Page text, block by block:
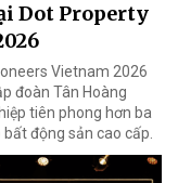
Dot Property
Vietnam 2026
đoàn Tân Hoàng
tiên phong hơn ba
động sản cao cấp.